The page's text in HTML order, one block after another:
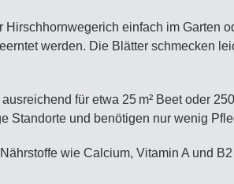
Hirschhornwegerich einfach im Garten
werden. Die Blätter schmecken
für etwa 25 m² Beet oder
Standorte und benötigen nur wenig
wie Calcium, Vitamin A und